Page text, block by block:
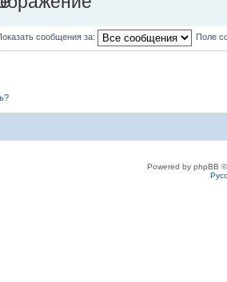
сообщения за: Поле
Powered by phpBB